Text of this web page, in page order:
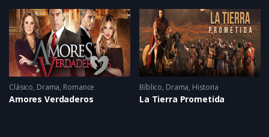
Clásico, Drama, Romance
Amores Verdaderos
Bíblico, Drama, Historia
La Tierra Prometida